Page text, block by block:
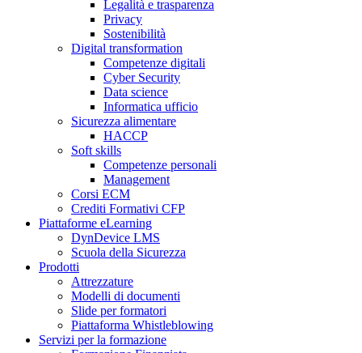
Legalità e trasparenza
Privacy
Sostenibilità
Digital transformation
Competenze digitali
Cyber Security
Data science
Informatica ufficio
Sicurezza alimentare
HACCP
Soft skills
Competenze personali
Management
Corsi ECM
Crediti Formativi CFP
Piattaforme eLearning
DynDevice LMS
Scuola della Sicurezza
Prodotti
Attrezzature
Modelli di documenti
Slide per formatori
Piattaforma Whistleblowing
Servizi per la formazione